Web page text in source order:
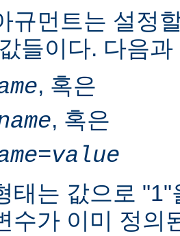
규먼트는 설정
들이다. 다음
, 혹은
, 혹은
=value
태는 값으로
수가 이미 정의